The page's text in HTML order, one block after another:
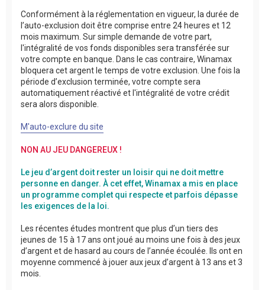
Conformément à la réglementation en vigueur, la durée de
l’auto-exclusion doit être comprise entre 24 heures et 12
mois maximum. Sur simple demande de votre part,
l'intégralité de vos fonds disponibles sera transférée sur
votre compte en banque. Dans le cas contraire, Winamax
bloquera cet argent le temps de votre exclusion. Une fois la
période d’exclusion terminée, votre compte sera
automatiquement réactivé et l'intégralité de votre crédit
sera alors disponible.
M'auto-exclure du site
NON AU JEU DANGEREUX !
Le jeu d’argent doit rester un loisir qui ne doit mettre
personne en danger. À cet effet, Winamax a mis en place
un programme complet qui respecte et parfois dépasse
les exigences de la loi.
Les récentes études montrent que plus d’un tiers des
jeunes de 15 à 17 ans ont joué au moins une fois à des jeux
d’argent et de hasard au cours de l’année écoulée. Ils ont en
moyenne commencé à jouer aux jeux d’argent à 13 ans et 3
mois.